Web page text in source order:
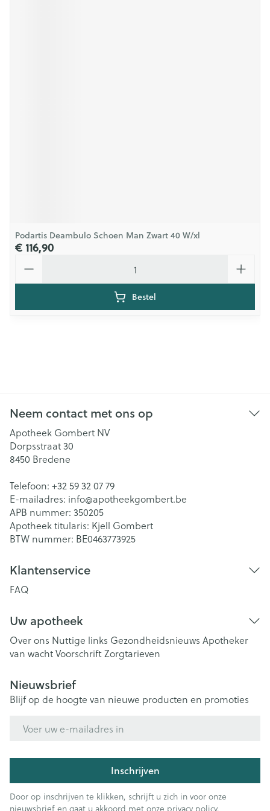
Podartis Deambulo Schoen Man Zwart 40 W/xl
€ 116,90
Bestel
Neem contact met ons op
Apotheek Gombert NV
Dorpsstraat 30
8450 Bredene
Telefoon: +32 59 32 07 79
E-mailadres: info@apotheekgombert.be
APB nummer: 350205
Apotheek titularis: Kjell Gombert
BTW nummer: BE0463773925
Klantenservice
FAQ
Uw apotheek
Over ons Nuttige links Gezondheidsnieuws Apotheker
van wachtVoorschriftZorgtarieven
Nieuwsbrief
Blijf op de hoogte van nieuwe producten en promoties
Inschrijven
Door op inschrijven te klikken, schrijft u zich in voor onze
nieuwsbrief en gaat u akkoord met onze privacy policy.